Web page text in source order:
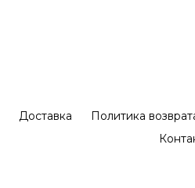
Доставка Политика